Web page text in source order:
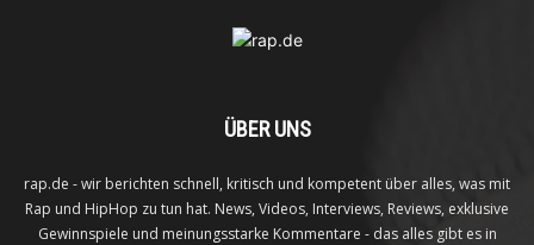
ÜBER UNS
rap.de - wir berichten schnell, kritisch und kompetent über alles, was mit
Rap und HipHop zu tun hat. News, Videos, Interviews, Reviews, exklusive
Gewinnspiele und meinungsstarke Kommentare - das alles gibt es in